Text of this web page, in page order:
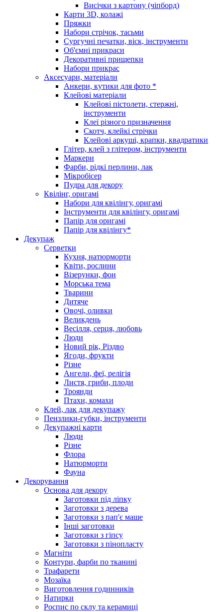
Висічки з картону (чіпборд)
Карти 3D, колажі
Пряжки
Набори стрічок, тасьми
Сургучні печатки, віск, інструменти
Об'ємні прикраси
Декоративні прищепки
Набори прикрас
Аксесуари, матеріали
Анкери, кутики для фото *
Клейові матеріали
Клейові пістолети, стержні,
інструменти
Клеї різного призначення
Скотч, клейкі стрічки
Клейові аркуші, крапки, квадратики
Глітер, клей з глітером, інструменти
Маркери
Фарби, рідкі перлини, лак
Мікробісер
Пудра для декору
Квілінг, оригамі
Набори для квілінгу, оригамі
Інструменти для квілінгу, оригамі
Папір для оригамі
Папір для квілінгу*
Декупаж
Серветки
Кухня, натюрморти
Квіти, рослини
Візерунки, фон
Морська тема
Тварини
Дитяче
Овочі, оливки
Великдень
Весілля, серця, любовь
Люди
Новий рік, Різдво
Ягоди, фрукти
Різне
Ангели, феї, релігія
Листя, гриби, плоди
Троянди
Птахи, комахи
Клей, лак для декупажу
Пензлики-губки, інструменти
Декупажні карти
Люди
Різне
Флора
Натюрморти
Фауна
Декорування
Основа для декору
Заготовки під ліпку
Заготовки з дерева
Заготовки з пап'є маше
Інші заготовки
Заготовки з гіпсу
Заготовки з пінопласту
Магніти
Контури, фарби по тканині
Трафарети
Мозаїка
Виготовлення годинників
Натирки
Роспис по склу та керамиці